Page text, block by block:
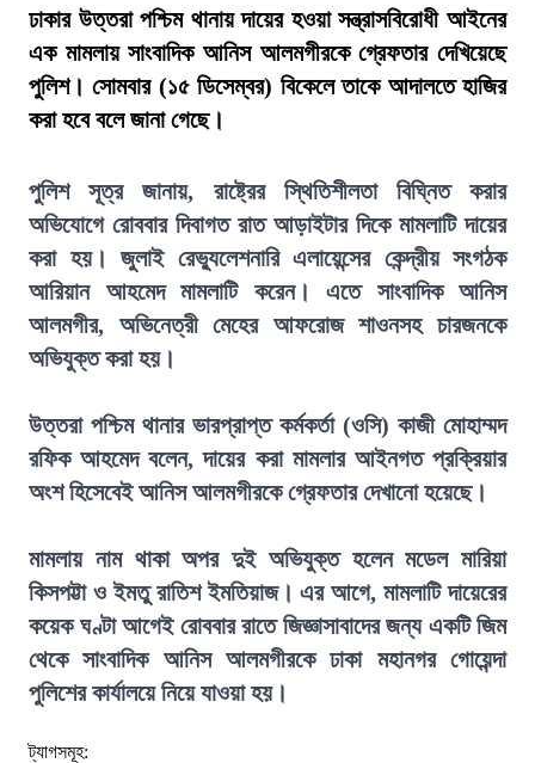
ঢাকার উত্তরা পশ্চিম থানায় দায়ের হওয়া সন্ত্রাসবিরোধী আইনের
এক মামলায় সাংবাদিক আনিস আলমগীরকে গ্রেফতার দেখিয়েছে
পুলিশ। সোমবার (১৫ ডিসেম্বর) বিকেলে তাকে আদালতে হাজির
করা হবে বলে জানা গেছে।
পুলিশ সূত্র জানায়, রাষ্ট্রের স্থিতিশীলতা বিঘ্নিত করার
অভিযোগে রোববার দিবাগত রাত আড়াইটার দিকে মামলাটি দায়ের
করা হয়। জুলাই রেভ্যুলেশনারি এলায়েন্সের কেন্দ্রীয় সংগঠক
আরিয়ান আহমেদ মামলাটি করেন। এতে সাংবাদিক আনিস
আলমগীর, অভিনেত্রী মেহের আফরোজ শাওনসহ চারজনকে
অভিযুক্ত করা হয়।
উত্তরা পশ্চিম থানার ভারপ্রাপ্ত কর্মকর্তা (ওসি) কাজী মোহাম্মদ
রফিক আহমেদ বলেন, দায়ের করা মামলার আইনগত প্রক্রিয়ার
অংশ হিসেবেই আনিস আলমগীরকে গ্রেফতার দেখানো হয়েছে।
মামলায় নাম থাকা অপর দুই অভিযুক্ত হলেন মডেল মারিয়া
কিসপট্টা ও ইমতু রাতিশ ইমতিয়াজ। এর আগে, মামলাটি দায়েরের
কয়েক ঘণ্টা আগেই রোববার রাতে জিজ্ঞাসাবাদের জন্য একটি জিম
থেকে সাংবাদিক আনিস আলমগীরকে ঢাকা মহানগর গোয়েন্দা
পুলিশের কার্যালয়ে নিয়ে যাওয়া হয়।
ট্যাগসমূহ: